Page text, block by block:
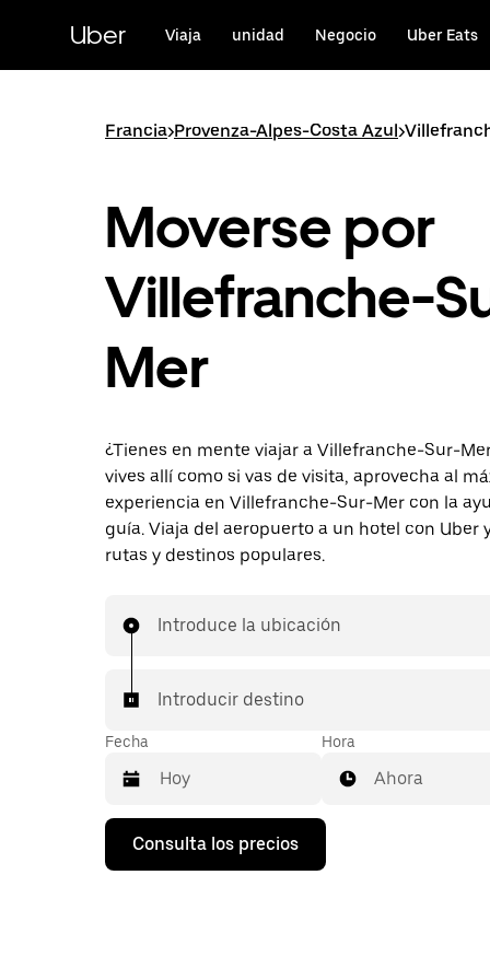
contenido
principal
Uber Viaja unidad Negocio Uber Eats
Francia>Provenza-Alpes-Costa Azul>
Moverse por
Villefranche-
Mer
¿Tienes en mente viajar a Villefranche-Sur-
vives allí como si vas de visita, aprovecha al
experiencia en Villefranche-Sur-Mer con la
guía. Viaja del aeropuerto a un hotel con Uber
rutas y destinos populares.
Introduce la ubicación
Introducir destino
Fecha
Pulsa
flecha
Hora
Ahora
Consulta los precios